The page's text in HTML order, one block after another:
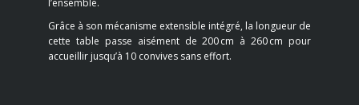
l’ensemble.
Grâce à son mécanisme extensible intégré, la longueur de
cette table passe aisément de 200 cm à 260 cm pour
accueillir jusqu’à 10 convives sans effort.